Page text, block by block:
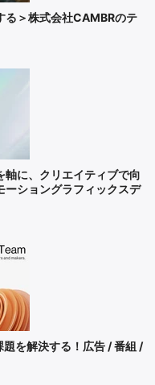
る＞株式会社CAMBRのテ
軸に、クリエイティブで向
ーショングラフィックスデ
を解決する！広告 / 番組 /